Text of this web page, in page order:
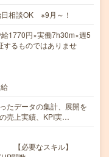
相談OK ※9月～！
1770円×実働7h30m×週5
るものではありませ
たデータの集計、展開を
売上実績、KPI実…
【必要なスキル】